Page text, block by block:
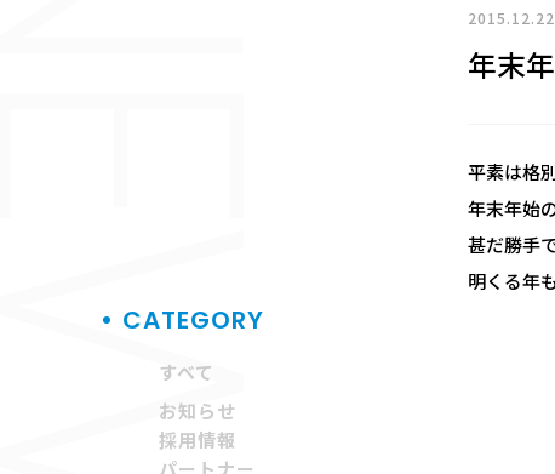
CATEGORY
すべて
お知らせ
採用情報
パートナー
2015.12.22
年末
平素は格
年末年始
甚だ勝手
明くる年